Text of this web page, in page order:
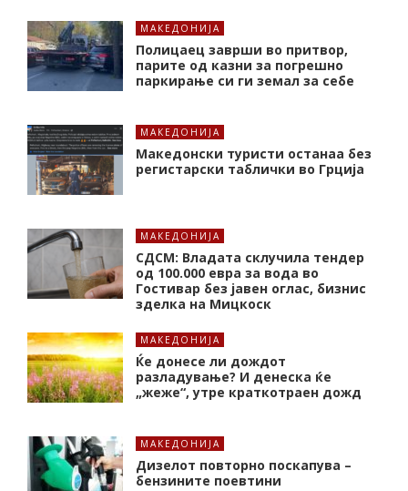
МАКЕДОНИЈА
Полицаец заврши во притвор,
парите од казни за погрешно
паркирање си ги земал за себе
МАКЕДОНИЈА
Македонски туристи останаа без
регистарски таблички во Грција
МАКЕДОНИЈА
СДСМ: Владата склучила тендер
од 100.000 евра за вода во
Гостивар без јавен оглас, бизнис
зделка на Мицкоск
МАКЕДОНИЈА
Ќе донесе ли дождот
разладување? И денеска ќе
„жеже“, утре краткотраен дожд
МАКЕДОНИЈА
Дизелот повторно поскапува –
бензините поевтини